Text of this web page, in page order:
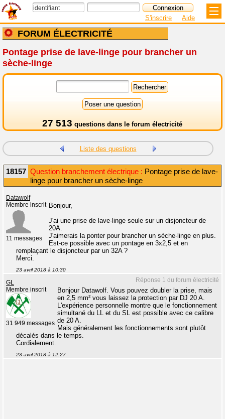
FORUM ÉLECTRICITÉ
S'inscrire Aide
Pontage prise de lave-linge pour brancher un
sèche-linge
27 513 questions dans le forum électricité
Liste des questions
18157 Question branchement électrique : Pontage prise de lave-
linge pour brancher un sèche-linge
Datawolf
Membre inscrit
11 messages
Bonjour,
J'ai une prise de lave-linge seule sur un disjoncteur de
20A.
J'aimerais la ponter pour brancher un sèche-linge en plus.
Est-ce possible avec un pontage en 3x2,5 et en
remplaçant le disjoncteur par un 32A ?
Merci.
23 avril 2018 à 10:30
Réponse 1 du forum électricité
GL
Membre inscrit
31 949 messages
Bonjour Datawolf. Vous pouvez doubler la prise, mais
en 2,5 mm² vous laissez la protection par DJ 20 A.
L'expérience personnelle montre que le fonctionnement
simultané du LL et du SL est possible avec ce calibre
de 20 A.
Mais généralement les fonctionnements sont plutôt
décalés dans le temps.
Cordialement.
23 avril 2018 à 12:27